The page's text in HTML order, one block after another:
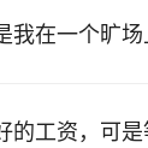
我在一个旷
的工资，可